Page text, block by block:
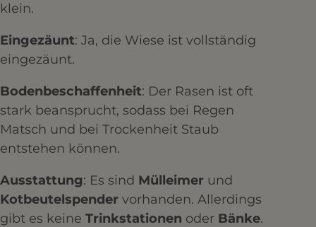
klein.​
Eingezäunt: Ja, die Wiese ist vollständig
eingezäunt.​
Bodenbeschaffenheit: Der Rasen ist oft
stark beansprucht, sodass bei Regen
Matsch und bei Trockenheit Staub
entstehen können.​
Ausstattung: Es sind Mülleimer und
Kotbeutelspender vorhanden. Allerdings
gibt es keine Trinkstationen oder Bänke.​